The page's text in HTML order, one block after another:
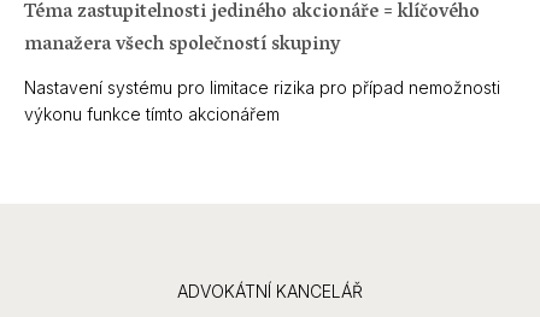
Téma zastupitelnosti jediného akcionáře = klíčového
manažera všech společností skupiny
Nastavení systému pro limitace rizika pro případ nemožnosti
výkonu funkce tímto akcionářem
ADVOKÁTNÍ KANCELÁŘ